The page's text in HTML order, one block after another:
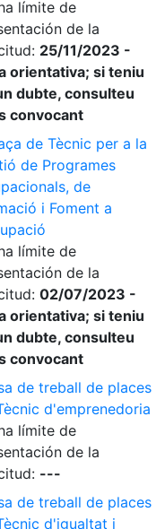
límite de
de la
25/11/2023 -
orientativa; si teniu
dubte, consulteu
convocant
de Tècnic per a la
de Programes
de
i Foment a
límite de
de la
02/07/2023 -
orientativa; si teniu
dubte, consulteu
convocant
de treball de places
d'emprenedoria
límite de
de la
---
de treball de places
d'igualtat i